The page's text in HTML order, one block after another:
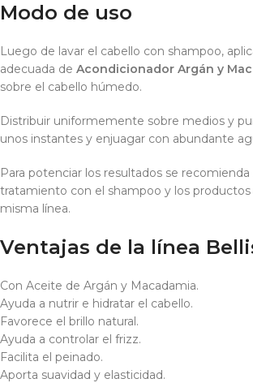
Modo de uso
Luego de lavar el cabello con shampoo,
adecuada de Acondicionador Argán y
sobre el cabello húmedo.
Distribuir uniformemente sobre medios y
unos instantes y enjuagar con abundante
Para potenciar los resultados se
tratamiento con el shampoo y los
misma línea.
Ventajas de la línea
Con Aceite de Argán y Macadamia.
Ayuda a nutrir e hidratar el cabello.
Favorece el brillo natural.
Ayuda a controlar el frizz.
Facilita el peinado.
Aporta suavidad y elasticidad.